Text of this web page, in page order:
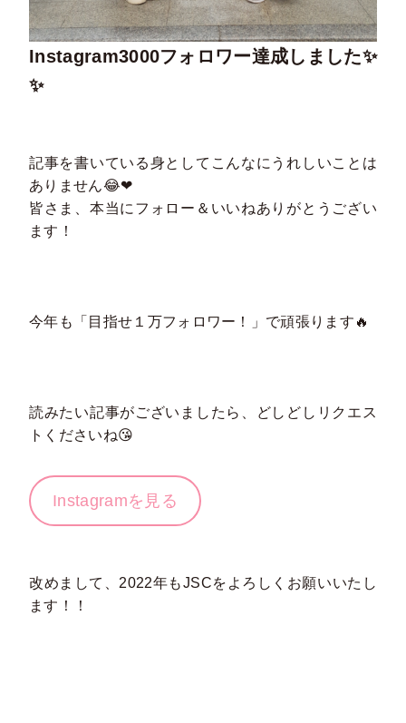
Instagram3000フォロワー達成しました✨
✨
記事を書いている身としてこんなにうれしいことは
ありません😂❤
皆さま、本当にフォロー＆いいねありがとうござい
ます！
今年も「目指せ１万フォロワー！」で頑張ります🔥
読みたい記事がございましたら、どしどしリクエス
トくださいね😘
Instagramを見る
改めまして、2022年もJSCをよろしくお願いいたし
ます！！